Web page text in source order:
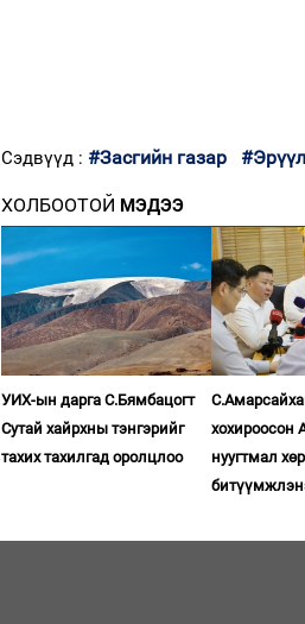
Сэдвүүд : #Засгийн газар
ХОЛБООТОЙ МЭДЭЭ
УИХ-ын дарга С.Бямбацогт
Сутай хайрхны тэнгэрийг
тахих тахилгад оролцлоо
хохироосон
нуугтмал